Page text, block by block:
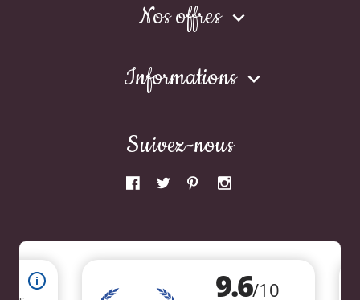
Nos offres 
Informations 
Suivez-nous